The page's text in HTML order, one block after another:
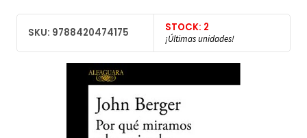
SKU: 9788420474175 STOCK: 2
¡Últimas unidades!